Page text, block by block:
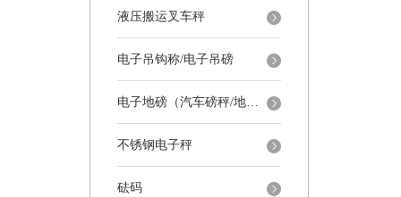
液压搬运叉车秤
电子吊钩称/电子吊磅
电子地磅（汽车磅秤/地磅）
不锈钢电子秤
砝码